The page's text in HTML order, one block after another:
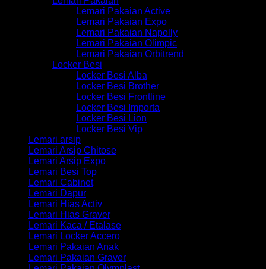
Lemari Pakaian Active
Lemari Pakaian Expo
Lemari Pakaian Napolly
Lemari Pakaian Olimpic
Lemari Pakaian Orbitrend
Locker Besi
Locker Besi Alba
Locker Besi Brother
Locker Besi Frontline
Locker Besi Importa
Locker Besi Lion
Locker Besi Vip
Lemari arsip
Lemari Arsip Chitose
Lemari Arsip Expo
Lemari Besi Top
Lemari Cabinet
Lemari Dapur
Lemari Hias Activ
Lemari Hias Graver
Lemari Kaca / Etalase
Lemari Locker Accero
Lemari Pakaian Anak
Lemari Pakaian Graver